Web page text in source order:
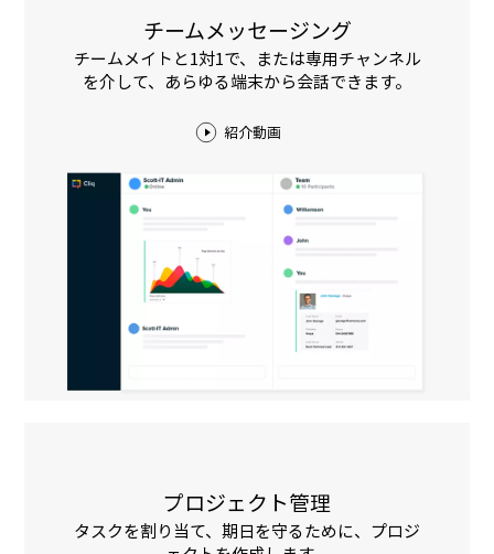
チームメッセージング
チームメイトと1対1で、または専用チャンネル
を介して、あらゆる端末から会話できます。
紹介動画
プロジェクト管理
タスクを割り当て、期日を守るために、プロジ